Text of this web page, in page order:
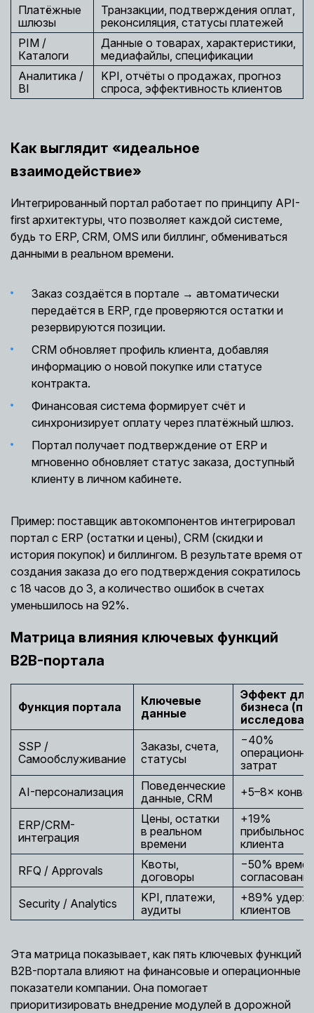
Платёжные
шлюзы
Транзакции, подтверждения оплат,
реконсиляция, статусы платежей
PIM /
Каталоги
Данные о товарах, характеристики,
медиафайлы, спецификации
Аналитика /
BI
KPI, отчёты о продажах, прогноз
спроса, эффективность клиентов
Как выглядит «идеальное
взаимодействие»
Интегрированный портал работает по принципу API-
first архитектуры, что позволяет каждой системе,
будь то ERP, CRM, OMS или биллинг, обмениваться
данными в реальном времени.
Заказ создаётся в портале → автоматически
передаётся в ERP, где проверяются остатки и
резервируются позиции.
CRM обновляет профиль клиента, добавляя
информацию о новой покупке или статусе
контракта.
Финансовая система формирует счёт и
синхронизирует оплату через платёжный шлюз.
Портал получает подтверждение от ERP и
мгновенно обновляет статус заказа, доступный
клиенту в личном кабинете.
Пример: поставщик автокомпонентов интегрировал
портал с ERP (остатки и цены), CRM (скидки и
история покупок) и биллингом. В результате время от
создания заказа до его подтверждения сократилось
с 18 часов до 3, а количество ошибок в счетах
уменьшилось на 92%.
Матрица влияния ключевых функций
B2B-портала
Функция портала
Ключевые
данные
Эффект для
бизнеса (по
SSP /
Самообслуживание
Заказы, счета,
статусы
−40%
затрат
AI-персонализация
Поведенческие
данные, CRM
+5–8×
ERP/CRM-
интеграция
Цены, остатки
в реальном
времени
+19%
клиента
RFQ / Approvals
Квоты,
договоры
−50%
Security / Analytics
KPI, платежи,
аудиты
+89%
клиентов
Эта матрица показывает, как пять ключевых функций
B2B-портала влияют на финансовые и операционные
показатели компании. Она помогает
приоритизировать внедрение модулей в дорожной